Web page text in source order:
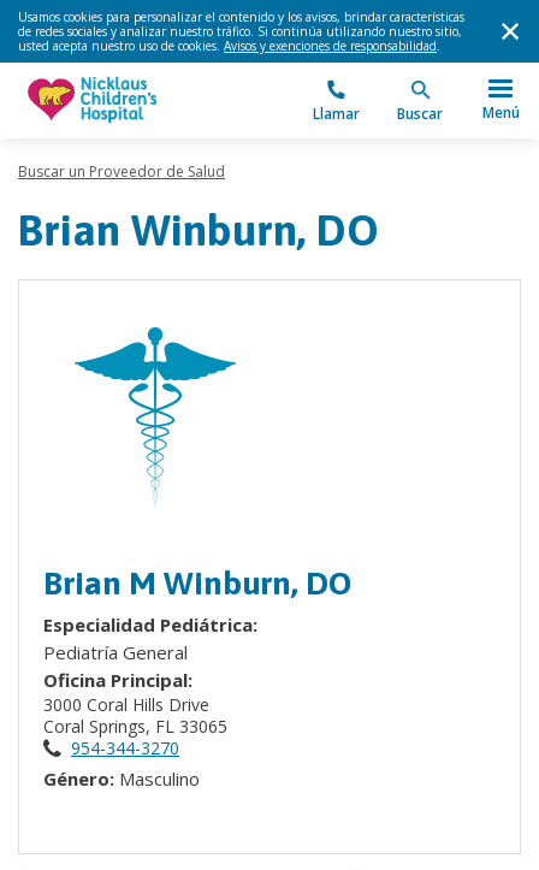
Usamos cookies para personalizar el contenido y los avisos, brindar características
de redes sociales y analizar nuestro tráfico. Si continúa utilizando nuestro sitio,
usted acepta nuestro uso de cookies. Avisos y exenciones de responsabilidad.
Llamar Buscar Menú
Buscar un Proveedor de Salud
Brian Winburn, DO
Brian M Winburn, DO
Especialidad Pediátrica:
Pediatría General
Oficina Principal:
3000 Coral Hills Drive
Coral Springs, FL 33065
954-344-3270
Género: Masculino